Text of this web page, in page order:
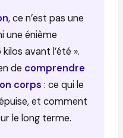
, ce n’est pas une
une énième
avant l’été ».
de comprendre
corps : ce qui le
et comment
le long terme.